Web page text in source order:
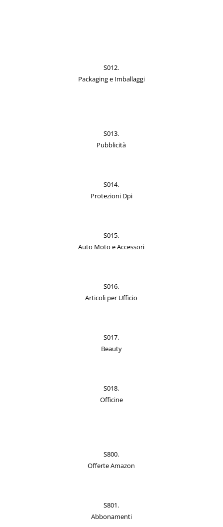
S012.
Packaging e Imballaggi
S013.
Pubblicità
S014.
Protezioni Dpi
S015.
Auto Moto e Accessori
S016.
Articoli per Ufficio
S017.
Beauty
S018.
Officine
S800.
Offerte Amazon
S801.
Abbonamenti